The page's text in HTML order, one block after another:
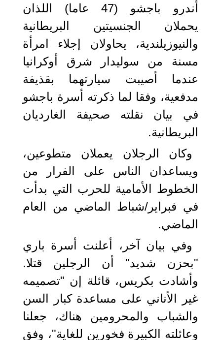
أندرو باجشو (47 عاما) اللذان
يحملان الجنسيتين البريطانية
والنيوزيلندية، يحاولان إجلاء امرأة
مسنة من سوليدار شرق أوكرانيا
عندما أصيبت سيارتهما بقذيفة
مدفعية، وفقا لما ذكرته أسرة باجشو
في بيان نقلته صحيفة الغارديان
البريطانية.
وكان الرجلان يعملان متطوعين،
ويساعدان الناس على الفرار من
الخطوط الأمامية للحرب التي بدأت
في فبراير/شباط الماضي من العام
الماضي.
وفي بيان آخر، أعلنت أسرة باري
"بحزن شديد" أن الرجلين قتلا.
وأشادت بكريس، قائلة إن "تصميمه
غير الأناني على مساعدة كبار السن
والشباب والمحرومين هناك، جعلنا
وعائلته الكبيرة فخورين للغاية"، وفق